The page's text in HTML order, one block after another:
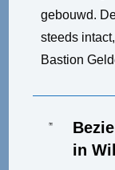
gebouwd.
steeds
Bastion
in